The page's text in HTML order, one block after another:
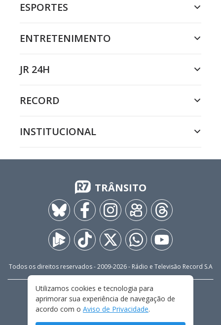
ESPORTES
ENTRETENIMENTO
JR 24H
RECORD
INSTITUCIONAL
TRÂNSITO
Todos os direitos reservados - 2009-2026- Rádio e Televisão Record S.A
FALE CONOSCO
PRIVACIDADE
TERMOS E CONDIÇÕES DE USO
Utilizamos cookies e tecnologia para
aprimorar sua experiência de navegação de
acordo com o Aviso de Privacidade.